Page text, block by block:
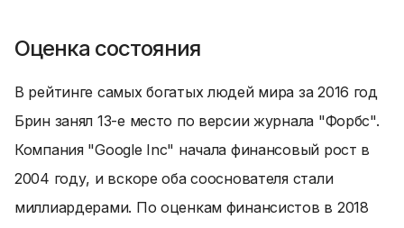
Оценка состояния
В рейтинге самых богатых людей мира за 2016 год
Брин занял 13-е место по версии журнала "Форбс".
Компания "Google Inc" начала финансовый рост в
2004 году, и вскоре оба сооснователя стали
миллиардерами. По оценкам финансистов в 2018